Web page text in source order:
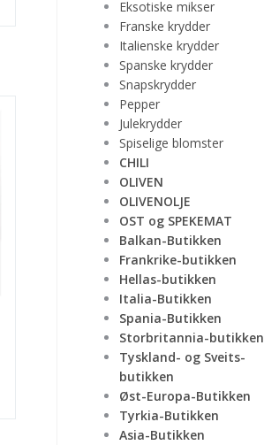
Eksotiske mikser
Franske krydder
Italienske krydder
Spanske krydder
Snapskrydder
Pepper
Julekrydder
Spiselige blomster
CHILI
OLIVEN
OLIVENOLJE
OST og SPEKEMAT
Balkan-Butikken
Frankrike-butikken
Hellas-butikken
Italia-Butikken
Spania-Butikken
Storbritannia-butikken
Tyskland- og Sveits-
butikken
Øst-Europa-Butikken
Tyrkia-Butikken
Asia-Butikken